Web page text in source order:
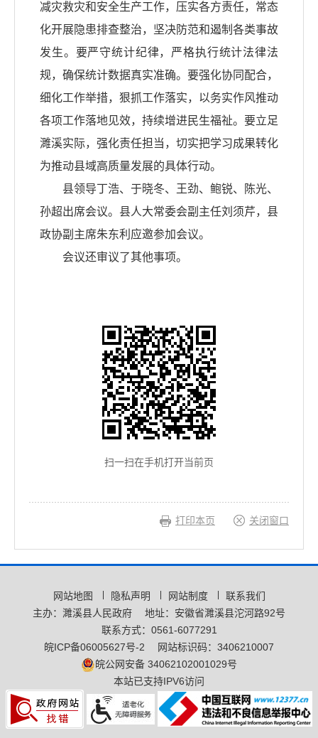
减灾救灾和安全生产工作，压实各方责任，常态
化开展隐患排查整治，坚决防范和遏制各类事故
发生。要严守统计纪律，严格执行统计法律法
规，确保统计数据真实准确。要强化协同配合，
细化工作举措，狠抓工作落实，以务实作风推动
各项工作落地见效，持续增进民生福祉。要立足
濉溪实际，强化责任担当，切实把学习成果转化
为推动县域高质量发展的具体行动。
县领导丁浩、于晓冬、王劲、鲍锐、陈光、
孙超出席会议。县人大常委会副主任刘须芹，县
政协副主席朱东利应邀参加会议。
会议还审议了其他事项。
扫一扫在手机打开当前页
打印本页 关闭窗口
网站地图 隐私声明 网站制度
联系我们
主办：濉溪县人民政府
地址：安徽省濉溪县沱河路92号
联系方式：0561-6077291
皖ICP备06005627号-2
网站标识码：3406210007
皖公网安备 34062102001029号
本站已支持IPV6访问